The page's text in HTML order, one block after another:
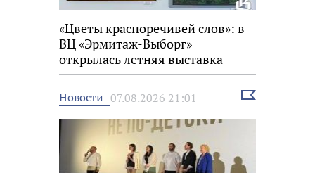
«Цветы красноречивей слов»: в
ВЦ «Эрмитаж-Выборг»
открылась летняя выставка
Новости 07.08.2026 21:01
Выбрать